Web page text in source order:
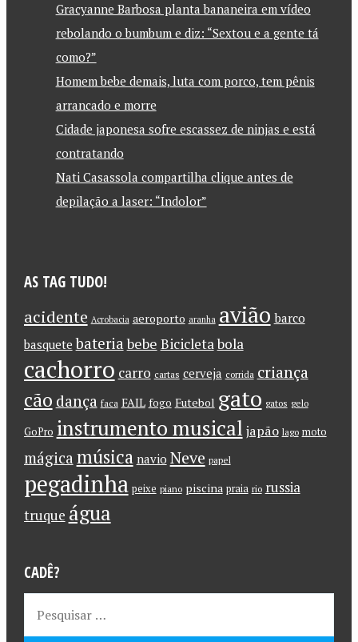
Gracyanne Barbosa planta bananeira em vídeo
rebolando o bumbum e diz: “Sextou e a gente tá
como?”
Homem bebe demais, luta com porco, tem pênis
arrancado e morre
Cidade japonesa sofre escassez de ninjas e está
contratando
Nati Casassola compartilha clique antes de
depilação a laser: “Indolor”
AS TAG TUDO!
acidente Acrobacia aeroporto aranha avião barco
basquete bateriabebe Bicicletabola
cachorro carro cartas cerveja corrida criança
cão dança faca FAIL fogo Futebol gato gatos gelo
GoPro instrumento musical japão lago moto
mágica música navio Neve papel
pegadinha peixe piano piscina praia rio russia
truque água
CADÊ?